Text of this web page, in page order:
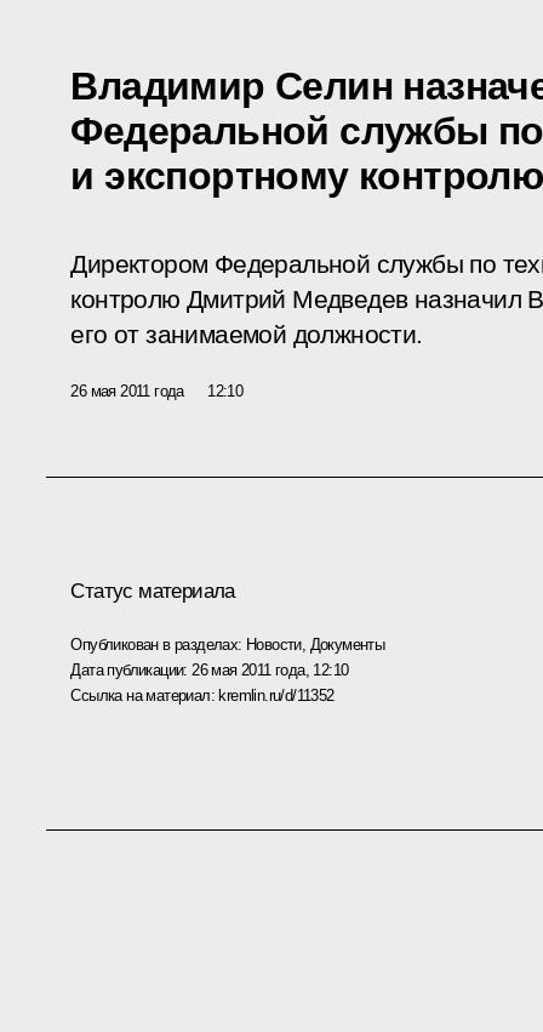
Владимир Селин
Федеральной службы
и экспортному контролю
Директором Федеральной службы по
контролю Дмитрий Медведев назначил
его от занимаемой должности.
26 мая 2011 года 12:10
Статус материала
Опубликован в разделах: Новости, Документы
Дата публикации: 26 мая 2011 года, 12:10
Ссылка на материал: kremlin.ru/d/11352